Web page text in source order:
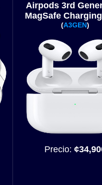
Airpods 3rd
MagSafe
(A3GEN)
Precio: